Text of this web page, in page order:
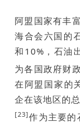
阿盟国家有丰
海合会六国的
和10%，石油
为各国政府财
在阿盟国家的
企在该地区的
[23]作为主要的